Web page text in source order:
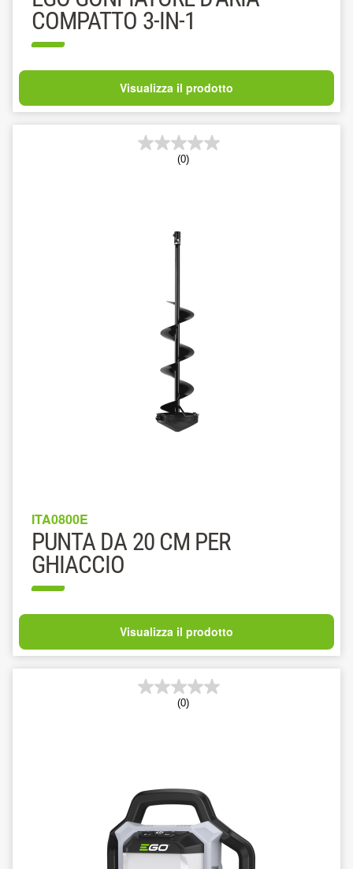
COMPATTO 3-IN-1
Visualizza il prodotto
(0)
ITA0800E
PUNTA DA 20 CM PER
GHIACCIO
Visualizza il prodotto
(0)